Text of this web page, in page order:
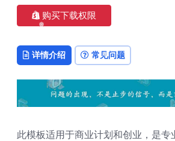
❅
❅
购买下载权限
详情介绍 常见问题
此模板适用于商业计划和创业，是专